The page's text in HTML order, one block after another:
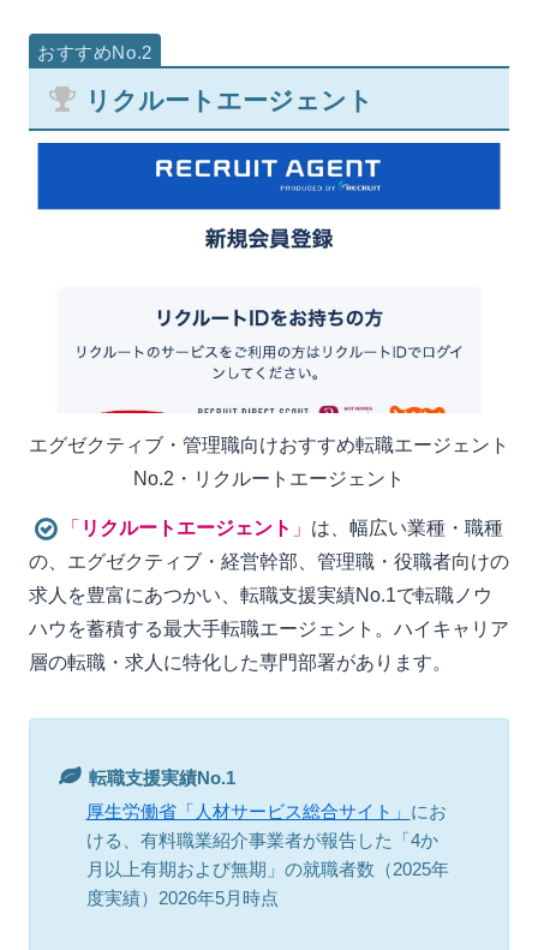
リクルートエージェント
エグゼクティブ・管理職向けおすすめ転職エージェント
No.2・リクルートエージェント
「 リクルートエージェント 」 は、幅広い業種・職種
の、エグゼクティブ・経営幹部、管理職・役職者向けの
求人を豊富にあつかい、転職支援実績No.1で転職ノウ
ハウを蓄積する最大手転職エージェント。ハイキャリア
層の転職・求人に特化した専門部署があります。
転職支援実績No.1
厚生労働省「人材サービス総合サイト」 にお
ける、有料職業紹介事業者が報告した「4か
月以上有期および無期」の就職者数（2025年
度実績）2026年5月時点